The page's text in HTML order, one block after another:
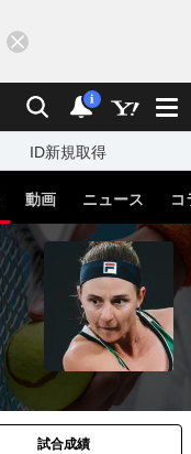
検索 通知
i
ID新規取得
動画 ニュース コ
試合成績